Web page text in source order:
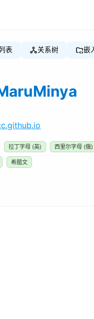
表 关系树 嵌
拉丁字母 (英) 西里尔字母 (俄)
希腊文